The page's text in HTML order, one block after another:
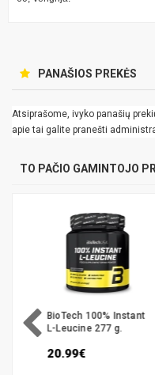
PANAŠIOS PREKĖS
Atsiprašome, ivyko panašių
apie tai galite pranešti
TO PAČIO GAMINTOJO
BioTech 100% Instant
L-Leucine 277 g.
20.99€